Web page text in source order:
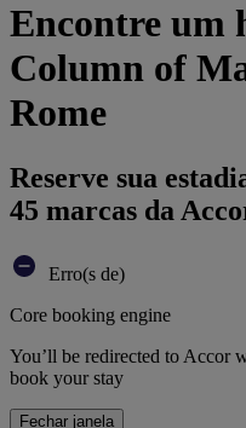
Encontre um
Column of
Rome
Reserve sua
45 marcas da
Erro(s de)
Core booking engine
You’ll be redirected to Accor
book your stay
Fechar janela